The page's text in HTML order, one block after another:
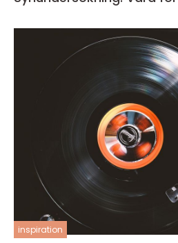
inspiration